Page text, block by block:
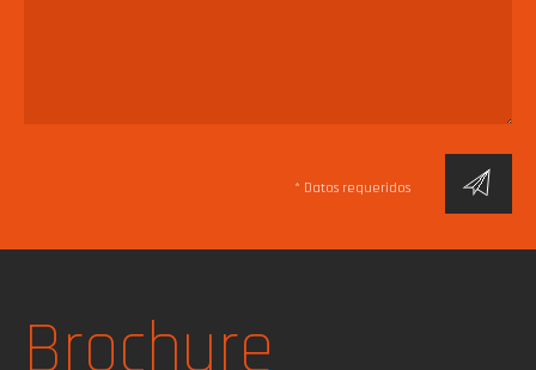
* Datos requeridos
Brochure